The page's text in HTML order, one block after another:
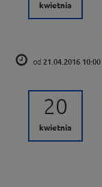
kwietnia
od 21.04.2016 10:00
20
kwietnia